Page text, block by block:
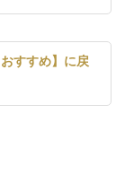
すすめ】に戻